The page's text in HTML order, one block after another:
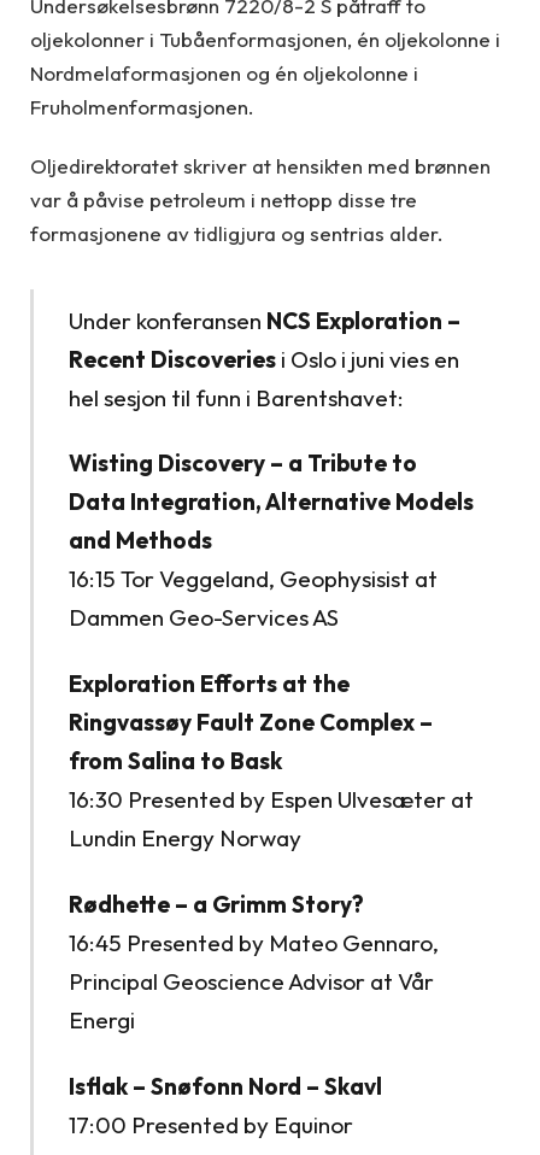
Undersøkelsesbrønn 7220/8-2 S påtraff to
oljekolonner i Tubåenformasjonen, én oljekolonne i
Nordmelaformasjonen og én oljekolonne i
Fruholmenformasjonen.
Oljedirektoratet skriver at hensikten med brønnen
var å påvise petroleum i nettopp disse tre
formasjonene av tidligjura og sentrias alder.
Under konferansen NCS Exploration –
Recent Discoveriesi Oslo i juni vies en
hel sesjon til funn i Barentshavet:
Wisting Discovery – a Tribute to
Data Integration, Alternative Models
and Methods
16:15 Tor Veggeland, Geophysisist at
Dammen Geo-Services AS
Exploration Efforts at the
Ringvassøy Fault Zone Complex –
from Salina to Bask
16:30 Presented by Espen Ulvesæter at
Lundin Energy Norway
Rødhette – a Grimm Story?
16:45 Presented by Mateo Gennaro,
Principal Geoscience Advisor at Vår
Energi
Isflak – Snøfonn Nord – Skavl
17:00 Presented by Equinor